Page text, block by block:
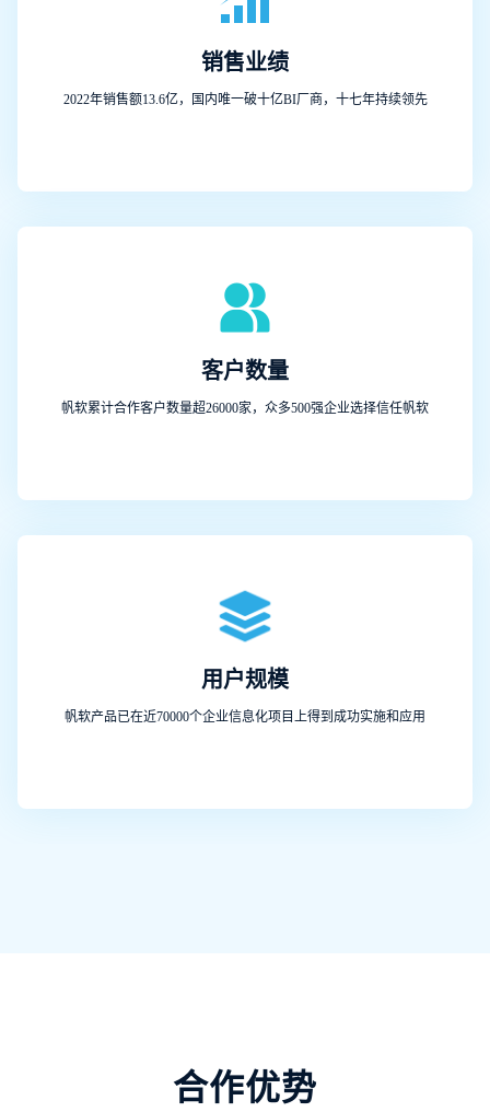
销售业绩
2022年销售额13.6亿，国内唯一破十亿BI厂商，十七年持续领先
客户数量
帆软累计合作客户数量超26000家，众多500强企业选择信任帆软
用户规模
帆软产品已在近70000个企业信息化项目上得到成功实施和应用
合作优势